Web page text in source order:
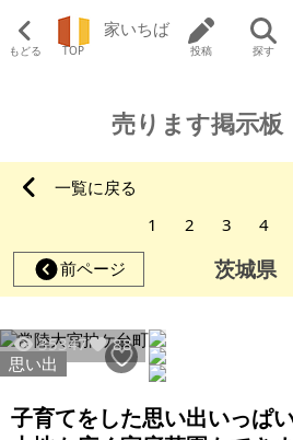
もどる TOP
家いちば
投稿 探す
売ります掲示
一覧に戻る
1
2 3 4
前ページ
茨城県
35347
88
思い出
子育てをした思い出いっぱ